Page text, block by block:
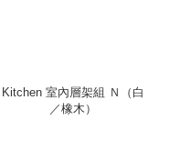
Kitchen 室內層架組 Ｎ（白
／橡木）